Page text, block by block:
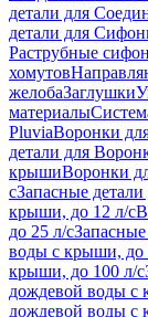
детали для
детали для
Раструбные
хомутов
желобаЗаглушки
материалы
PluviaВоронки
детали для
крышиВоронки
сЗапасные
крыши, до 12 л/с
до 25 л/с
воды с крыши, до
крыши, до 100 л/с
дождевой воды с
дождевой воды с